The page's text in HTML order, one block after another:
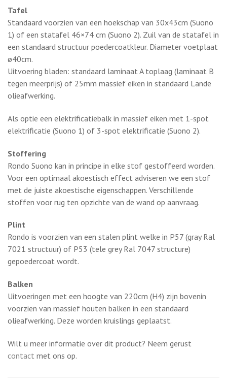
1 persoon) en Suono 2 met een breedte van 192 cm (voor
maximaal 2 personen). Hoogte 220 cm.
Tafel
Standaard voorzien van een hoekschap van 30x43cm (Suono
1) of een statafel 46×74 cm (Suono 2). Zuil van de statafel in
een standaard structuur poedercoatkleur. Diameter voetplaat
ø40cm.
tegen meerprijs) of 25mm massief eiken in standaard Lande
olieafwerking.
Als optie een elektrificatiebalk in massief eiken met 1-spot
elektrificatie (Suono 1) of 3-spot elektrificatie (Suono 2).
Stoffering
Rondo Suono kan in principe in elke stof gestoffeerd worden.
met de juiste akoestische eigenschappen. Verschillende
stoffen voor rug ten opzichte van de wand op aanvraag.
Plint
7021 structuur) of P53 (tele grey Ral 7047 structure)
gepoedercoat wordt.
Balken
voorzien van massief houten balken in een standaard
olieafwerking. Deze worden kruislings geplaatst.
Wilt u meer informatie over dit product? Neem gerust